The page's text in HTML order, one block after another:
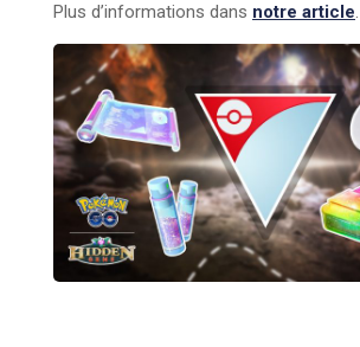
Plus d’informations dans notre article.